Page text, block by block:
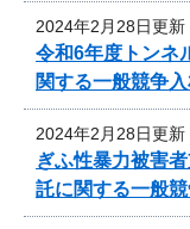
2024年2月28日更新
令和6年度トンネ
関する一般競争
2024年2月28日更新
ぎふ性暴力被害
託に関する一般